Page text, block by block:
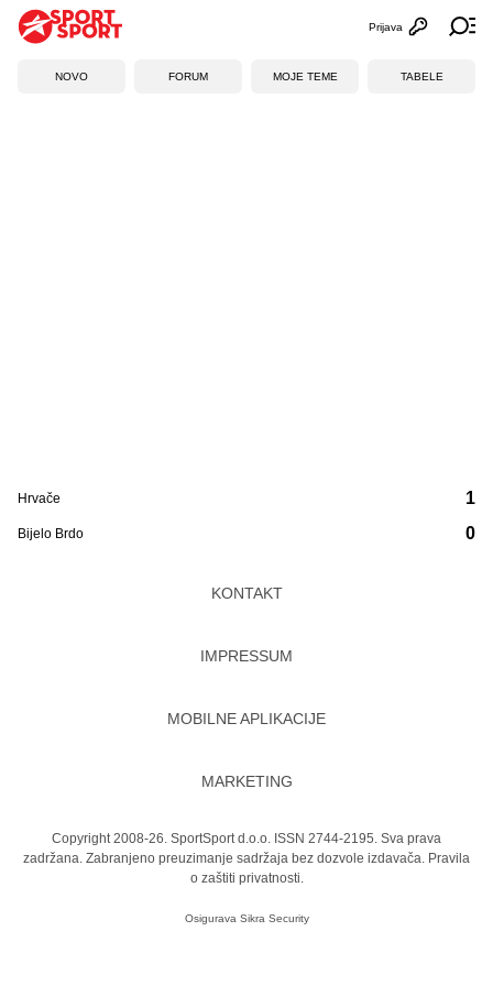
Otvori
Prijava
NOVO FORUM MOJE TEME TABELE
Hrvače
Bijelo Brdo
1
0
KONTAKT
IMPRESSUM
MOBILNE APLIKACIJE
MARKETING
Copyright 2008-26. SportSport d.o.o. ISSN 2744-2195. Sva prava
zadržana. Zabranjeno preuzimanje sadržaja bez dozvole izdavača. Pravila
o zaštiti privatnosti.
Osigurava Sikra Security